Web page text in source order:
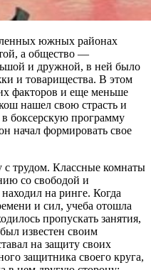
южных районах
а общество —
и дружной, в ней было
и товарищества. В этом
факторов и еще меньше
нашел свою страсть и
боксерскую программу
начал формировать свое
трудом. Классные комнаты
со свободой и
на ринге. Когда
и сил, учеба отошла
пропускать занятия,
известен своим
на защиту своих
защитника своего круга,